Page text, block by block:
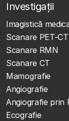
Investigații
Imagistică
Scanare PET-CT
Scanare RMN
Scanare CT
Mamografie
Angiografie
Angiografie prin
Ecografie